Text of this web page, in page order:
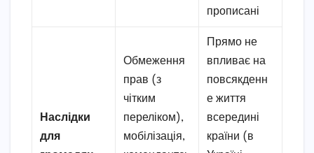
прописані
Наслідки
для
Обмеження
прав (з
чітким
переліком),
мобілізація,
Прямо не
впливає на
повсякденн
е життя
всередині
країни (в